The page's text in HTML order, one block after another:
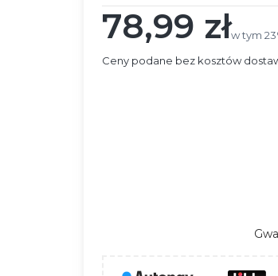
Cena
78,99 złw tym
w tym
Ceny podane bez kosztów